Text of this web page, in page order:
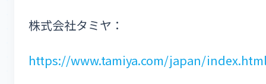
株式会社タミヤ：
https://www.tamiya.com/japan/